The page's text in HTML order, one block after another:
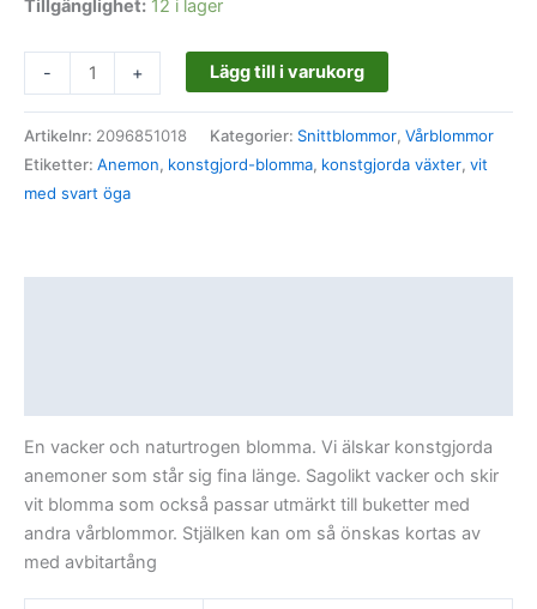
Tillgänglighet: 12 i lager
- + Lägg till i varukorg
Artikelnr: 2096851018 Kategorier: Snittblommor, Vårblommor
Etiketter: Anemon, konstgjord-blomma, konstgjorda växter, vit
med svart öga
En vacker och naturtrogen blomma. Vi älskar konstgjorda
anemoner som står sig fina länge. Sagolikt vacker och skir
vit blomma som också passar utmärkt till buketter med
andra vårblommor. Stjälken kan om så önskas kortas av
med avbitartång